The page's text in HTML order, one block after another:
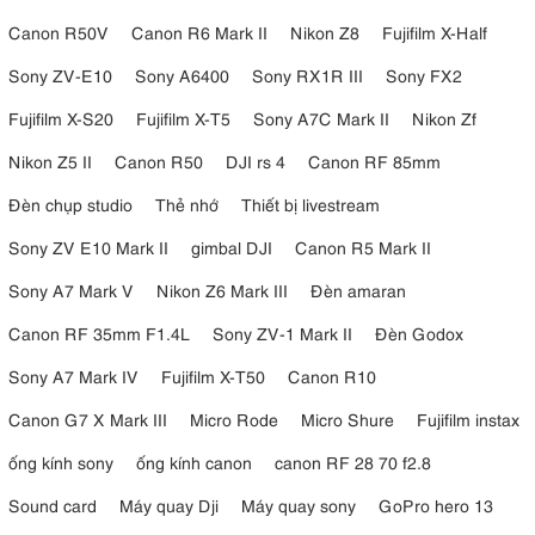
Sony FX2 bao gồm màn hình LCD 3 inch có thể thay đổi góc với độ
Màn hình BIG6 mới được giới thiệu cung cấp quyền truy cập nhanh
trập, tốc độ màn trập, khẩu độ, Look và cân bằng trắng, giúp đơn
Canon R50V
Canon R6 Mark II Nikon Z8
Fujifilm X-Half
Sony ZV-E10
Sony A6400 Sony RX1R III
Sony FX2
Fujifilm X-S20
Fujifilm X-T5 Sony A7C Mark II
Nikon Zf
Nikon Z5 II
Canon R50 DJI rs 4
Canon RF 85mm
Đèn chụp studio
Thẻ nhớ
Thiết bị livestream
Sony ZV E10 Mark II
gimbal DJI
Canon R5 Mark II
Sony A7 Mark V
Nikon Z6 Mark III
Đèn amaran
Canon RF 35mm F1.4L
Sony ZV-1 Mark II
Đèn Godox
Sony A7 Mark IV
Fujifilm X-T50
Canon R10
Canon G7 X Mark III
Micro Rode Micro Shure
Fujifilm instax
ống kính sony
ống kính canon
canon RF 28 70 f2.8
Sound card
Máy quay Dji Máy quay sony
GoPro hero 13